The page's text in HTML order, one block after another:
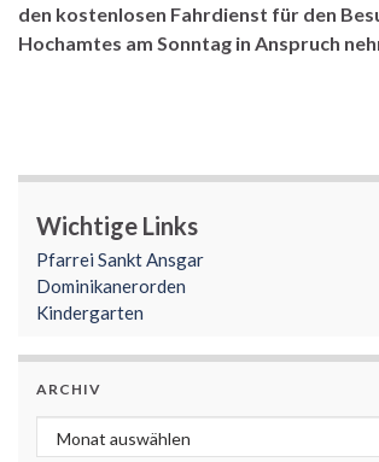
den kostenlosen Fahrdienst für den
Hochamtes am Sonntag in Anspruch
Wichtige Links
Pfarrei Sankt Ansgar
Dominikanerorden
Kindergarten
ARCHIV
Archiv